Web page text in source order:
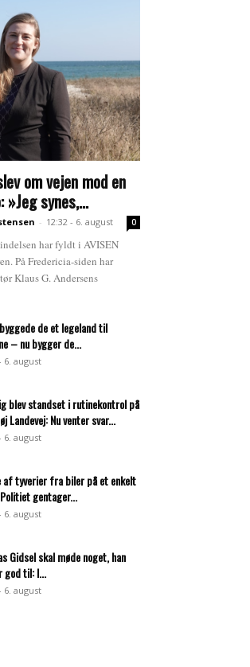
om vejen mod en
synes,...
- 12:32 - 6. august 0
har fyldt i AVISEN
På Fredericia-siden har
Klaus G. Andersens
de et legeland til
– nu bygger de...
6. august
blev standset i rutinekontrol på
Landevej: Nu venter svar...
6. august
af tyverier fra biler på et enkelt
gentager...
6. august
Gidsel skal møde noget, han
god til: I...
6. august